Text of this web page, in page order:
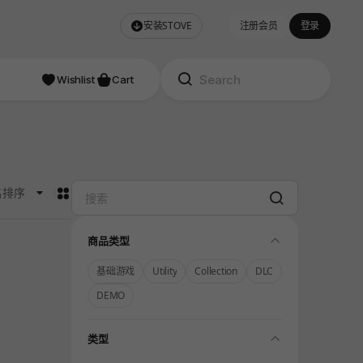
安装STOVE 注册会员 登录
Wishlist Cart
序 카드형 Search
商品类型 folding
基础游戏 Utility Collection
DLC
DEMO
类型 folding